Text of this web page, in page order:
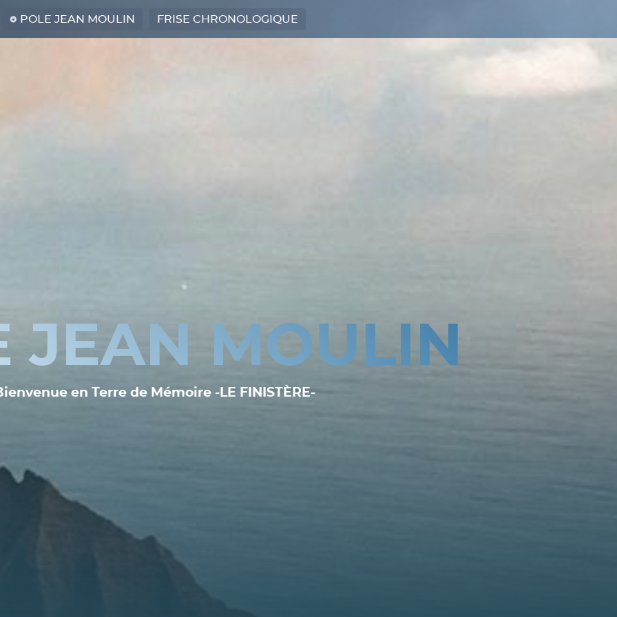
POLE JEAN MOULIN FRISE CHRONOLOGIQUE
JEAN MOULIN
en Terre de Mémoire -LE FINISTÈRE-